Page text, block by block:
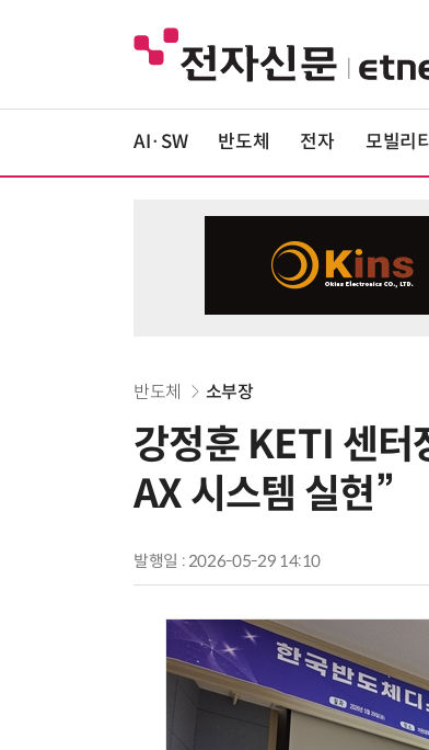
AI·SW 반도체 전자 모빌리티
반도체 소부장
강정훈 KETI 센터
AX 시스템 실현”
발행일 : 2026-05-29 14:10